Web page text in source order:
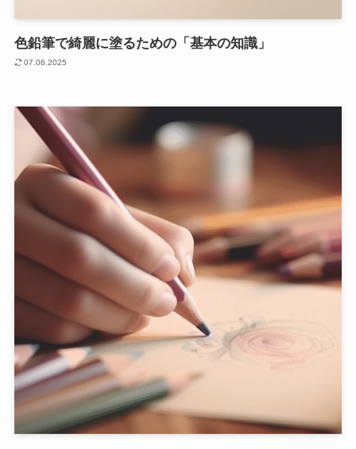
色鉛筆で綺麗に塗るための「基本の知識」
07.06.2025